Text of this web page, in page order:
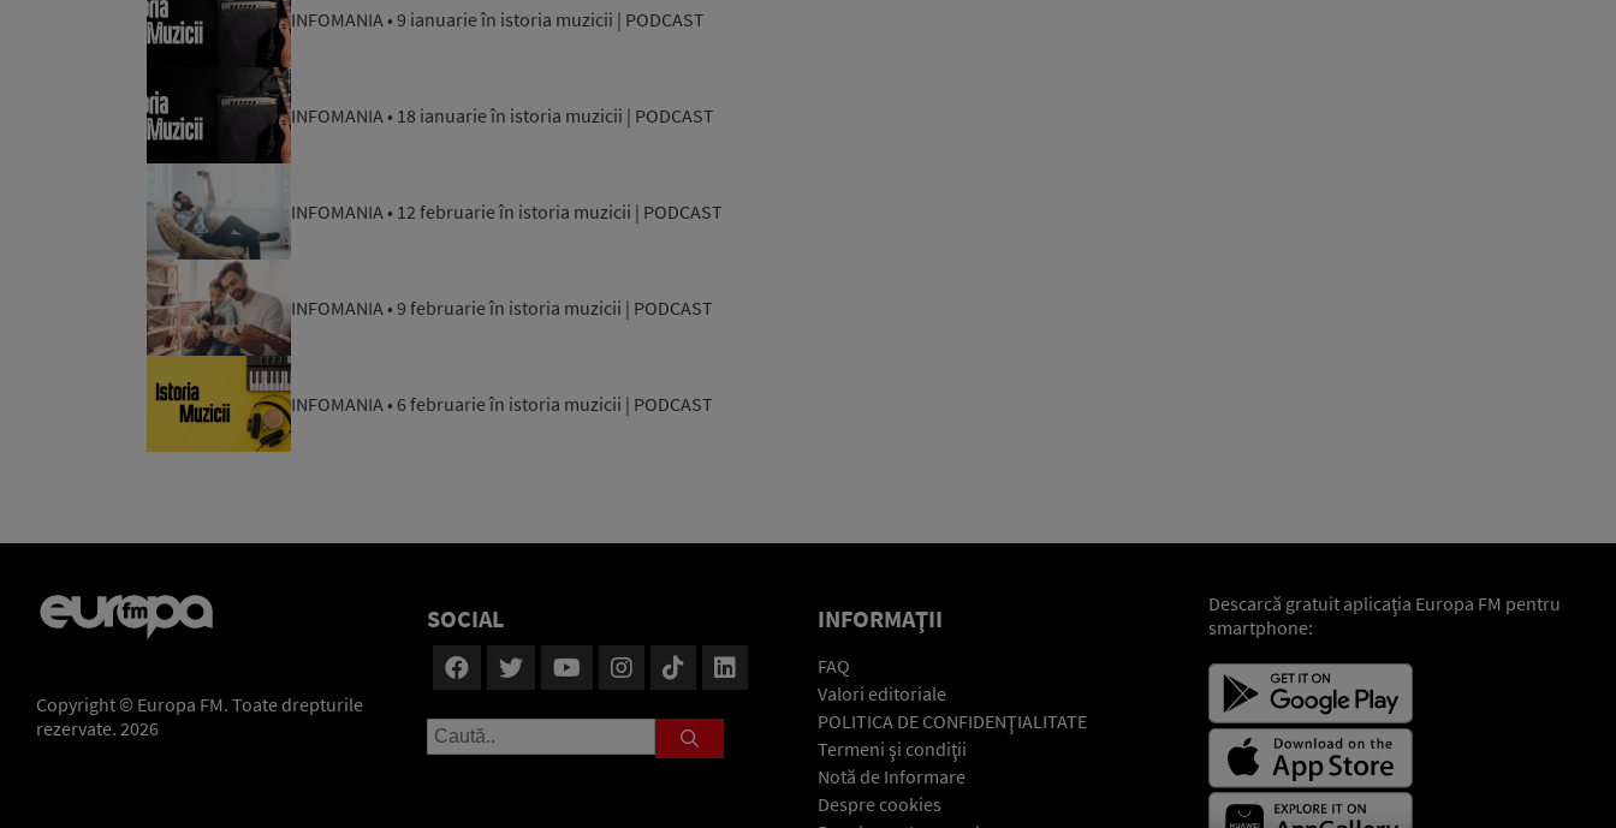
INFOMANIA • 9 ianuarie în istoria muzicii | PODCAST
INFOMANIA • 18 ianuarie în istoria muzicii | PODCAST
INFOMANIA • 12 februarie în istoria muzicii | PODCAST
INFOMANIA • 9 februarie în istoria muzicii | PODCAST
INFOMANIA • 6 februarie în istoria muzicii | PODCAST
Copyright © Europa FM. Toate drepturile
rezervate. 2026
SOCIAL INFORMAŢII
FAQ
Valori editoriale
POLITICA DE CONFIDENŢIALITATE
Termeni şi condiţii
Notă de Informare
Despre cookies
Descarcă gratuit aplicaţia Europa FM pentru
smartphone: